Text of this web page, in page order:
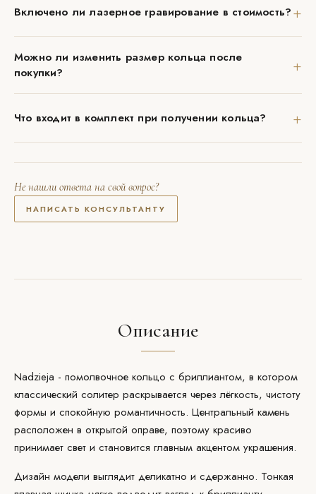
Включено ли лазерное гравирование в стоимость?+
Можно ли изменить размер кольца после
покупки?
+
Что входит в комплект при получении кольца? +
Не нашли ответа на свой вопрос?
НАПИСАТЬ КОНСУЛЬТАНТУ
Описание
Nadzieja - помолвочное кольцо с бриллиантом, в котором
классический солитер раскрывается через лёгкость, чистоту
формы и спокойную романтичность. Центральный камень
расположен в открытой оправе, поэтому красиво
принимает свет и становится главным акцентом украшения.
Дизайн модели выглядит деликатно и сдержанно. Тонкая